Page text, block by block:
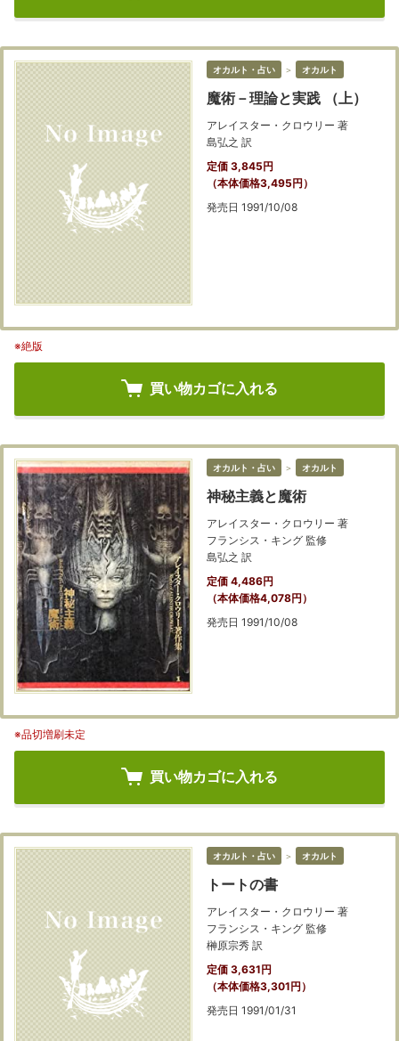
オカルト・占い ＞ オカルト
魔術－理論と実践 （上）
アレイスター・クロウリー 著
島弘之 訳
定価 3,845円
（本体価格3,495円）
発売日 1991/10/08
※絶版
買い物カゴに入れる
オカルト・占い ＞ オカルト
神秘主義と魔術
アレイスター・クロウリー 著
フランシス・キング 監修
島弘之 訳
定価 4,486円
（本体価格4,078円）
発売日 1991/10/08
※品切増刷未定
買い物カゴに入れる
オカルト・占い ＞ オカルト
トートの書
アレイスター・クロウリー 著
フランシス・キング 監修
榊原宗秀 訳
定価 3,631円
（本体価格3,301円）
発売日 1991/01/31